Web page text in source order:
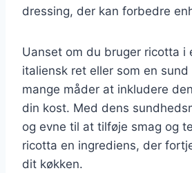
dressing, der kan forbedre
Uanset om du bruger ricotta i
italiensk ret eller som en
mange måder at inkludere
din kost. Med dens
og evne til at tilføje smag og
ricotta en ingrediens, der
dit køkken.